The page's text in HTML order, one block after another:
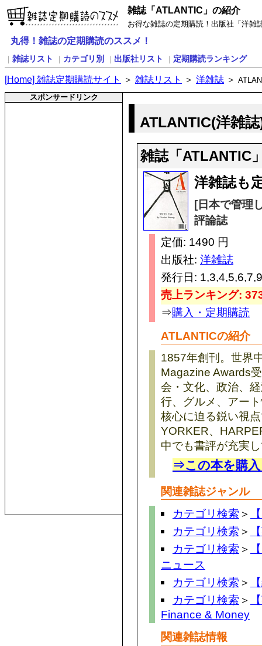
雑誌「ATLANTIC」の紹介
お得な雑誌の定期購読！出版社「洋雑
丸得！雑誌の定期購読のススメ！
雑誌リスト カテゴリ別 出版社リスト 定期購読ランキング
[Home] 雑誌定期購読サイト ＞ 雑誌リスト ＞ 洋雑誌 ＞
スポンサードリンク
ATLANTIC(洋雑
雑誌「ATLANTIC
洋雑誌も
[日本で管理
評論誌
定価: 1490 円
出版社: 洋雑誌
発行日:
売上ランキング:
⇒購入・定期購読
ATLANTICの紹介
1857年創刊。世界
Magazine Awards
会・文化、政治、
行、グルメ、アー
核心に迫る鋭い視
YORKER、
中でも書評が充実
⇒この本を購
関連雑誌ジャンル
カテゴリ検索 ＞
カテゴリ検索 ＞
カテゴリ検索 ＞
ニュース
カテゴリ検索 ＞
カテゴリ検索 ＞
Finance & Money
関連雑誌情報